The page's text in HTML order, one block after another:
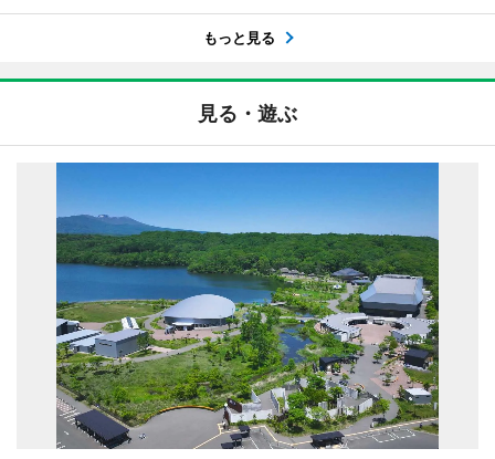
もっと見る
見る・遊ぶ